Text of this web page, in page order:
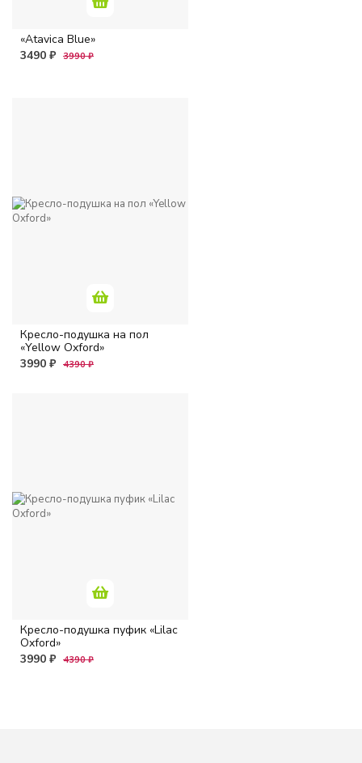
«Atavica Blue»
3490 ₽ 3990 ₽
Кресло-подушка на пол
«Yellow Oxford»
3990 ₽ 4390 ₽
Кресло-подушка пуфик «Lilac
Oxford»
3990 ₽ 4390 ₽